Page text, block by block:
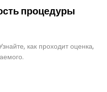
процедуры
как проходит оценка,